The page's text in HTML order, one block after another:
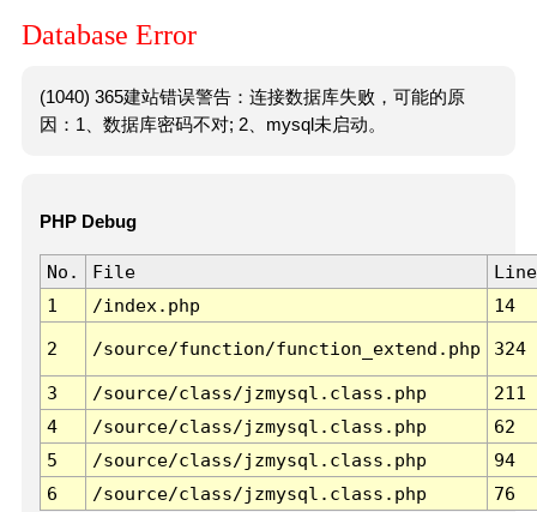
Database Error
(1040) 365建站错误警告：连接数据库失败，可能的原
因：1、数据库密码不对; 2、mysql未启动。
PHP Debug
No. File
Line
1
/index.php 14
2 /source/function/function_extend.php 324
3 /source/class/jzmysql.class.php
211
4
/source/class/jzmysql.class.php
62
5
/source/class/jzmysql.class.php
94
6
/source/class/jzmysql.class.php 76